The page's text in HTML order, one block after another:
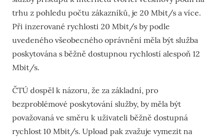
trhu z pohledu počtu zákazníků, je 20 Mbit/s a více.
Při inzerované rychlosti 20 Mbit/s by podle
uvedeného všeobecného oprávnění měla být služba
poskytována s běžně dostupnou rychlostí alespoň 12
Mbit/s.
ČTÚ dospěl k názoru, že za základní, pro
bezproblémové poskytování služby, by měla být
považovaná ve směru k uživateli běžně dostupná
rychlost 10 Mbit/s. Upload pak zvažuje vymezit na